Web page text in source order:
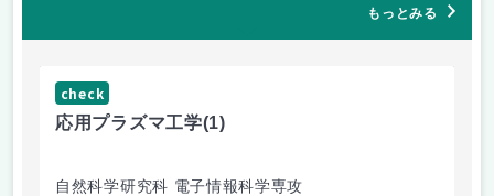
もっとみる
check
応用プラズマ工学(1)
自然科学研究科 電子情報科学専攻